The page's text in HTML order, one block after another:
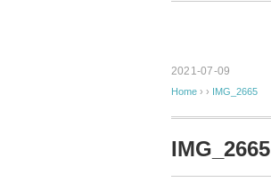
2021-07-09
Home › › IMG_2665
IMG_2665